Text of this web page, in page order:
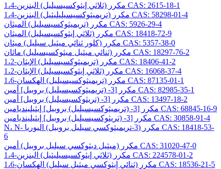
1،4-مكرر (ثلاثي إيثوكسيسيليل) البنزين CAS: 2615-18-1
1،4-مكرر (تريميثوكسيسيليليثيل) البنزين CAS: 58298-01-4
مكرر (تريميثوكسيسيليل) الميثان CAS: 5926-29-4
مكرر (ثلاثي إيثوكسيسيليل) الميثان CAS: 18418-72-9
مكرر (كلور ثنائي ميثيل سيليل) ميثان CAS: 5357-38-0
مكرر (ثنائي ميثيل ميثوكسيسيليل) ماثان CAS: 18297-76-2
1،2-مكرر (تريميثوكسيسيليل) الإيثان CAS: 18406-41-2
1،2-مكرر (ثلاثي إيثوكسيسيليل) الإيثان CAS: 16068-37-4
1،6-مكرر (تريميثوكسيسيليل) الهكسان CAS: 87135-01-1
مكرر [3- (تريميثوكسيسيليل) بروبيل] أمين CAS: 82985-35-1
مكرر [3- (تريثوكسيسيليل) بروبيل] أمين CAS: 13497-18-2
مكرر [3- (تريميثوكسيسيليل) بروبيل] إيثيلينديامين CAS: 68845-16-9
مكرر [3- (تريثوكسيسيليل) بروبيل] إيثيلينديامين CAS: 30858-91-4
N، N- مكرر (3-تريميثوكسي سيليل بروبيل) اليوريا CAS: 18418-53-
6
مكرر (ميثيل ديثوكسي سيليل بروبيل) أمين CAS: 31020-47-0
1،4-مكرر (ثلاثي إيثوكسيسيليثيل) البنزين CAS: 224578-01-2
1،6-مكرر (ثنائي إيثوكسي ميثيل سيليل) الهكسان CAS: 18536-21-5